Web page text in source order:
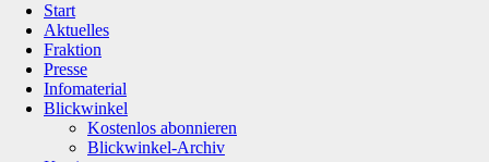
Start
Aktuelles
Fraktion
Presse
Infomaterial
Blickwinkel
Kostenlos abonnieren
Blickwinkel-Archiv